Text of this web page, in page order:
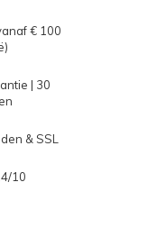
€ 100
| 30
& SSL
10